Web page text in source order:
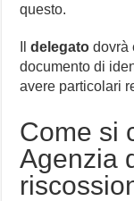
questo.
Ildelegato dovrà
documento di
avere particolari
Come si
Agenzia